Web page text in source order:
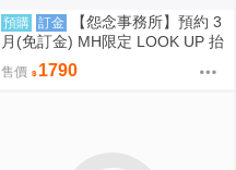
預購 訂金
【怨念事務所】預約 3
月(免訂金) MH限定 LOOK UP 抬
頭 超時空輝耀姬 輝耀&酒寄彩葉
套組附特典 0816
售價 1790